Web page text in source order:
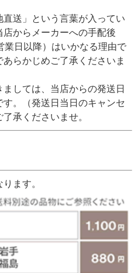
送」という言葉が入ってい
からメーカーへの手配後
業日以降）はいかなる理由で
らかじめご了承くださいま
しては、当店からの発送日
。（発送日当日のキャンセ
承くださいませ。
ます。